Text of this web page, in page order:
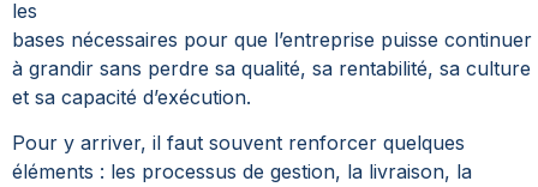
les
bases nécessaires pour que l’entreprise puisse continuer
à grandir sans perdre sa qualité, sa rentabilité, sa culture
et sa capacité d’exécution.
Pour y arriver, il faut souvent renforcer quelques
éléments : les processus de gestion, la livraison, la